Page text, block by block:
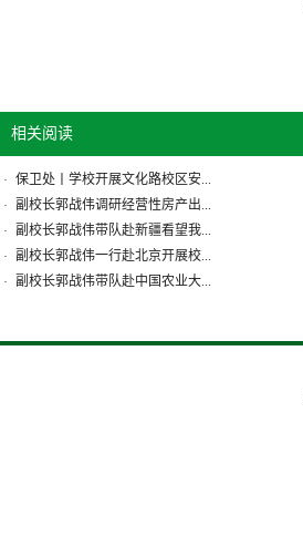
相关阅读
· 保卫处丨学校开展文化路校区安...
·
副校长郭战伟调研经营性房产出...
·
副校长郭战伟带队赴新疆看望我...
·
副校长郭战伟一行赴北京开展校...
·
副校长郭战伟带队赴中国农业大...